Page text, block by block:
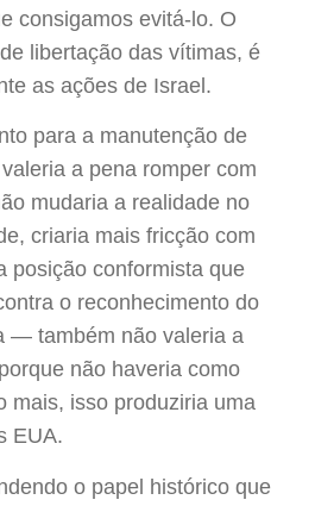
consigamos evitá-lo. O
libertação das vítimas, é
as ações de Israel.
para a manutenção de
a pena romper com
mudaria a realidade no
criaria mais fricção com
posição conformista que
o reconhecimento do
— também não valeria a
não haveria como
mais, isso produziria uma
EUA.
o papel histórico que